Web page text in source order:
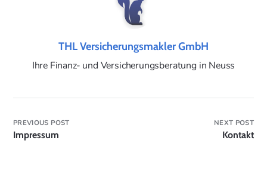
THL Versicherungsmakler GmbH
Ihre Finanz- und Versicherungsberatung in Neuss
PREVIOUS POST
Impressum
NEXT POST
Kontakt